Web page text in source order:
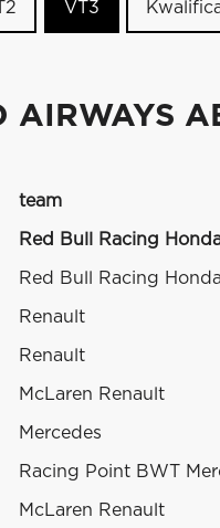
VT3
AIRWAYS
team
Red Bull Racing
Red Bull Racing Honda
Renault
Renault
McLaren Renault
Mercedes
Racing Point BWT
McLaren Renault